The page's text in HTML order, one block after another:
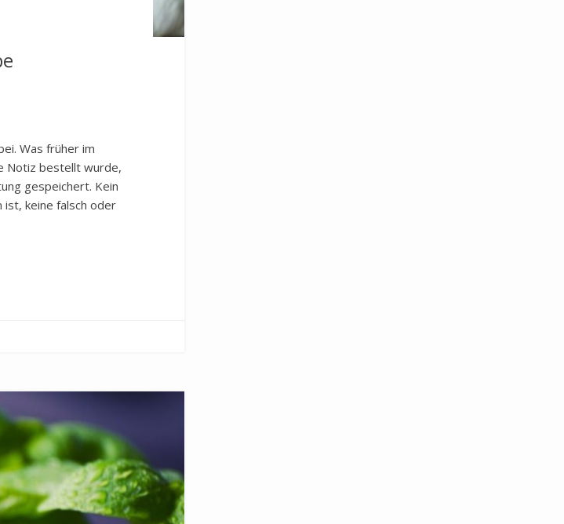
Was früher im
Notiz bestellt wurde,
gespeichert. Kein
keine falsch oder